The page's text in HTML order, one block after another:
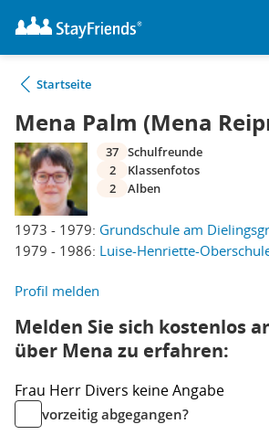
Startseite
Mena Palm (Mena
1973 - 1979: Grundschule am
1979 - 1986: Luise-Henriette-
37 Schulfreunde
2
Klassenfotos
2
Alben
Profil melden
Melden Sie sich kostenlos
über Mena zu erfahren:
Frau Herr Divers keine Angabe
vorzeitig abgegangen?